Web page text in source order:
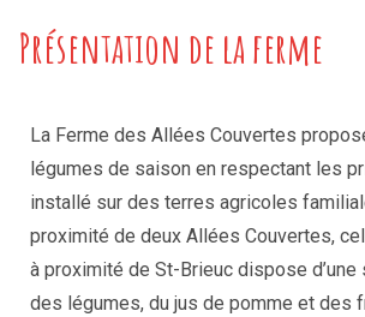
Présentation de la ferme
La Ferme des Allées Couvertes
légumes de saison en respectant les
installé sur des terres agricoles
proximité de deux Allées Couvertes,
à proximité de St-Brieuc dispose
des légumes, du jus de pomme et